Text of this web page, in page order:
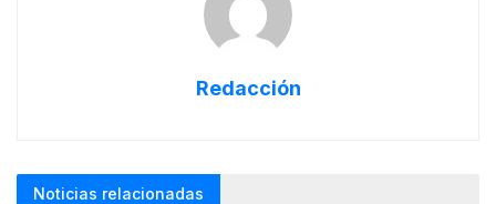
Redacción
Noticias relacionadas